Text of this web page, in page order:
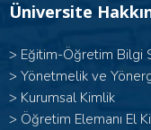
Üniversite
> Eğitim-Öğretim Bilgi
> Yönetmelik ve
> Kurumsal Kimlik
> Öğretim Elemanı El